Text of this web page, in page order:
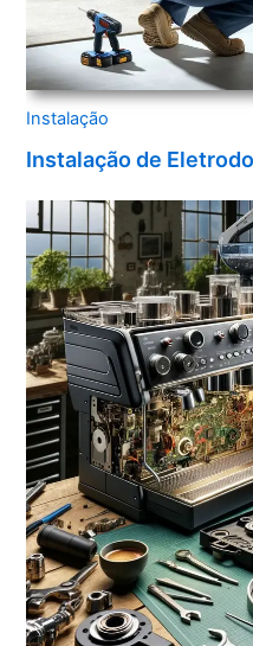
Instalação
Instalação de